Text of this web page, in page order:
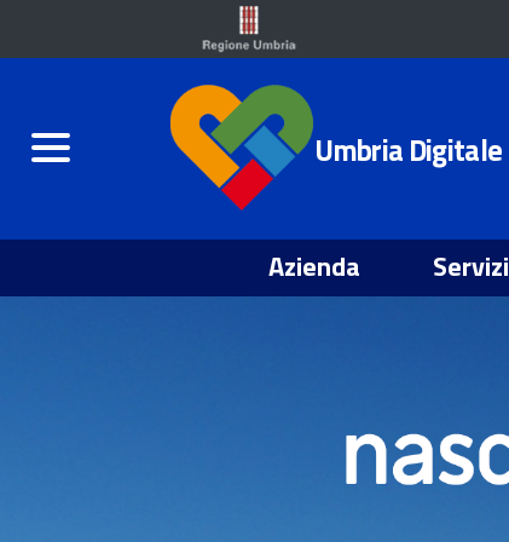
Umbria Digitale
Azienda Servizi